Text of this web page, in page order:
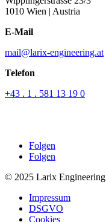
1010 Wien | Austria
E-Mail
mail@larix-engineering.at
Telefon
+43 . 1 . 581 13 19 0
Folgen
Folgen
© 2025 Larix Engineering
Impressum
DSGVO
Cookies